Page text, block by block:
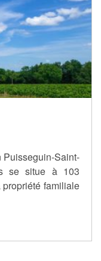
Puisseguin-Saint-
se situe à 103
propriété familiale